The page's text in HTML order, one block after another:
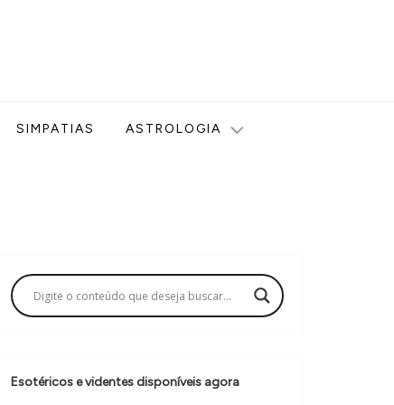
SIMPATIAS ASTROLOGIA
Esotéricos e videntes disponíveis agora